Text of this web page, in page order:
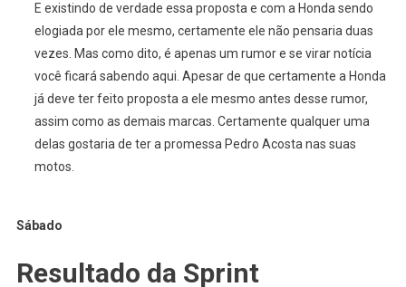
E existindo de verdade essa proposta e com a Honda sendo
elogiada por ele mesmo, certamente ele não pensaria duas
vezes. Mas como dito, é apenas um rumor e se virar notícia
você ficará sabendo aqui. Apesar de que certamente a Honda
já deve ter feito proposta a ele mesmo antes desse rumor,
assim como as demais marcas. Certamente qualquer uma
delas gostaria de ter a promessa Pedro Acosta nas suas
motos.
Sábado
Resultado da Sprint